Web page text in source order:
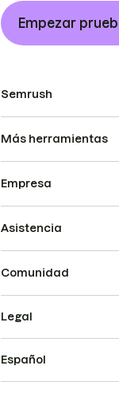
Empezar
Semrush
Más herramientas
Empresa
Asistencia
Comunidad
Legal
Español